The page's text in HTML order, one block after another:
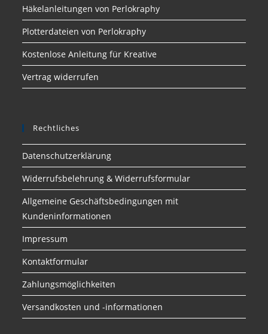
Häkelanleitungen von Perlokraphy
Plotterdateien von Perlokraphy
Kostenlose Anleitung für Kreative
Vertrag widerrufen
Rechtliches
Datenschutzerklärung
Widerrufsbelehrung & Widerrufsformular
Allgemeine Geschäftsbedingungen mit
Kundeninformationen
Impressum
Kontaktformular
Zahlungsmöglichkeiten
Versandkosten und -informationen